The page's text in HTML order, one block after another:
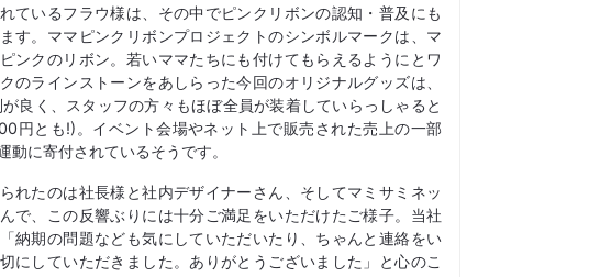
ているフラウ様は、その中でピンクリボンの認知・普及にも
す。ママピンクリボンプロジェクトのシンボルマークは、マ
ンクのリボン。若いママたちにも付けてもらえるようにとワ
のラインストーンをあしらった今回のオリジナルグッズは、
が良く、スタッフの方々もほぼ全員が装着していらっしゃると
円とも!)。イベント会場やネット上で販売された売上の一部
動に寄付されているそうです。
れたのは社長様と社内デザイナーさん、そしてマミサミネッ
で、この反響ぶりには十分ご満足をいただけたご様子。当社
納期の問題なども気にしていただいたり、ちゃんと連絡をい
にしていただきました。ありがとうございました」と心のこ